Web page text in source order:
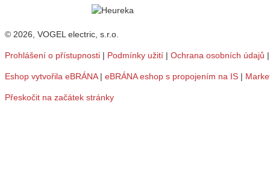
© 2026, VOGEL electric, s.r.o.
Prohlášení o přístupnosti | Podmínky užití | Ochrana osobních údajů
Eshop vytvořila eBRÁNA| eBRÁNA eshop s propojením na IS |
Přeskočit na začátek stránky